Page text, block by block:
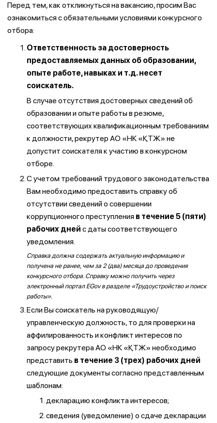
Перед тем, как откликнуться на вакансию, просим Вас
ознакомиться с обязательными условиями конкурсного
отбора:
Ответственность за достоверность
предоставляемых данных об образовании,
опыте работе, навыках и т.д. несет
соискатель.
В случае отсутствия достоверных сведений об
образовании и опыте работы в резюме,
соответствующих квалификационным требованиям
к должности, рекрутер АО «НК «ҚТЖ» не
допустит соискателя к участию в конкурсном
отборе.
С учетом требований трудового законодательства
Вам необходимо предоставить справку об
отсутствии сведений о совершении
коррупционного преступления в течение 5 (пяти)
рабочих дней с даты соответствующего
уведомления.
Справка должна содержать актуальную информацию и
получена не ранее, чем за 2 (два) месяца до проведения
конкурсного отбора. Справку можно получить через
электронный портал EGov в разделе «Трудоустройство и поиск
работы».
Если Вы соискатель на руководящую/
управленческую должность, то для проверки на
аффилированность и конфликт интересов по
запросу рекрутера АО «НК «ҚТЖ» необходимо
представить в течение 3 (трех) рабочих дней
следующие документы согласно представленным
шаблонам:
декларацию конфликта интересов;
сведения (уведомление) о сдаче декларации